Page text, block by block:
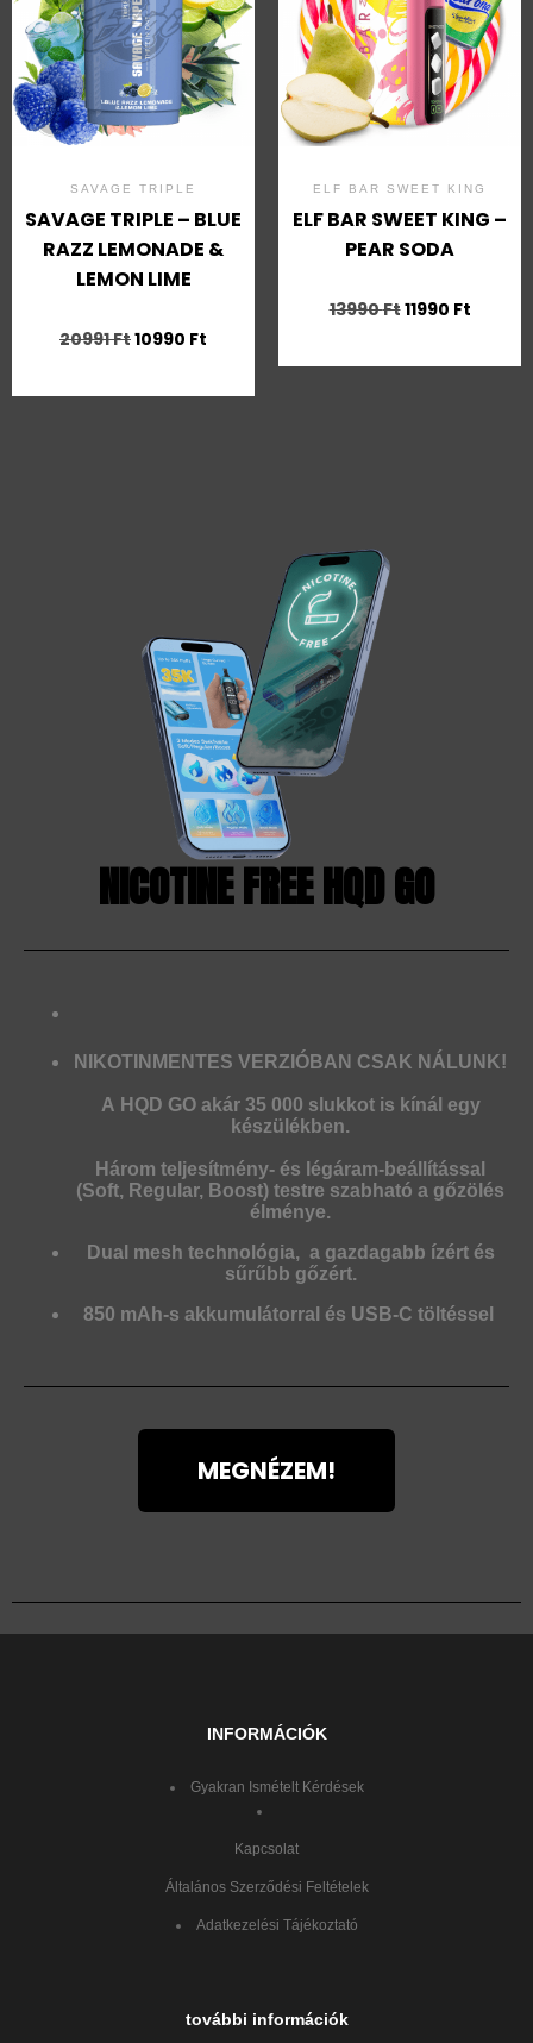
SAVAGE TRIPLE
SAVAGE TRIPLE – BLUE
RAZZ LEMONADE &
LEMON LIME
20991Ft10990 Ft
ELF BAR SWEET KING
ELF BAR SWEET KING –
PEAR SODA
13990Ft11990 Ft
NICOTINE FREE HQD GO
NIKOTINMENTES VERZIÓBAN CSAK NÁLUNK!
A HQD GOakár 35 000 slukkotis kínál egy
készülékben.
Három teljesítmény- és légáram-beállítással
(Soft, Regular, Boost) testre szabható a gőzölés
élménye.
Dual mesh technológia, a gazdagabb ízért és
sűrűbb gőzért.
850 mAh-s akkumulátorral és USB-C töltéssel
MEGNÉZEM!
INFORMÁCIÓK
Gyakran Ismételt Kérdések
Kapcsolat
Általános Szerződési Feltételek
Adatkezelési Tájékoztató
további információk